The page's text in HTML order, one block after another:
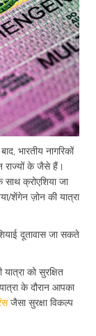
भारतीय नागरिकों
राज्यों के जैसे हैं।
क्रोएशिया जा
शेंगेन ज़ोन की यात्रा
दूतावास जा सकते
को सुरक्षित
के दौरान आपका
जैसा सुरक्षा विकल्प